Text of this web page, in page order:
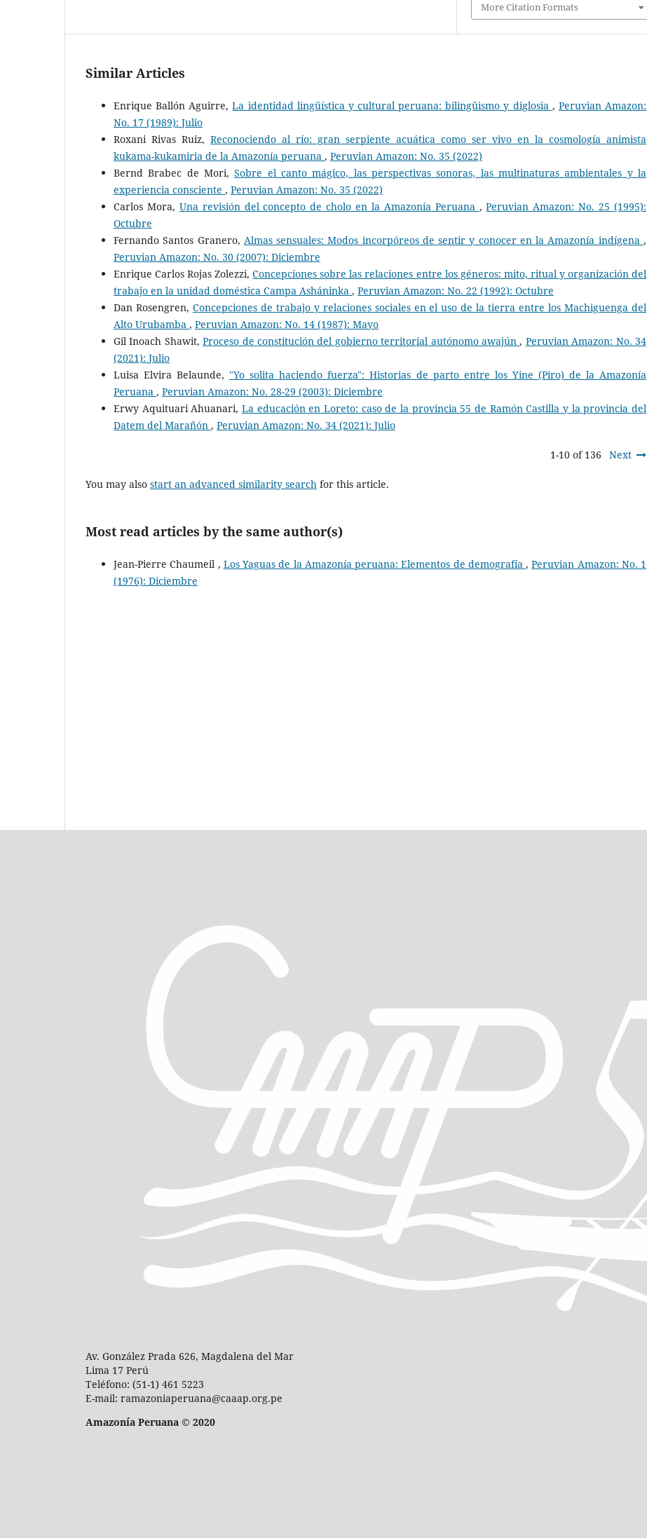
More Citation Formats
Similar Articles
Enrique Ballón Aguirre,La identidad lingüística y cultural peruana: bilingüismo y diglosia , Peruvian Amazon:
No. 17 (1989): Julio
Roxani Rivas Ruiz, Reconociendo al río: gran serpiente acuática como ser vivo en la cosmología animista
kukama-kukamiria de la Amazonía peruana , Peruvian Amazon: No. 35 (2022)
Bernd Brabec de Mori,Sobre el canto mágico, las perspectivas sonoras, las multinaturas ambientales y la
experiencia consciente , Peruvian Amazon: No. 35 (2022)
Carlos Mora, Una revisión del concepto de cholo en la Amazonía Peruana ,Peruvian Amazon: No. 25 (1995):
Octubre
Fernando Santos Granero, Almas sensuales: Modos incorpóreos de sentir y conocer en la Amazonía indígena,
Peruvian Amazon: No. 30 (2007): Diciembre
Enrique Carlos Rojas Zolezzi,Concepciones sobre las relaciones entre los géneros: mito, ritual y organización del
trabajo en la unidad doméstica Campa Asháninka , Peruvian Amazon: No. 22 (1992): Octubre
Dan Rosengren, Concepciones de trabajo y relaciones sociales en el uso de la tierra entre los Machiguenga del
Alto Urubamba , Peruvian Amazon: No. 14 (1987): Mayo
Gil Inoach Shawit,Proceso de constitución del gobierno territorial autónomo awajún, Peruvian Amazon: No. 34
(2021): Julio
Luisa Elvira Belaunde,"Yo solita haciendo fuerza": Historias de parto entre los Yine (Piro) de la Amazonía
Peruana , Peruvian Amazon: No. 28-29 (2003): Diciembre
Erwy Aquituari Ahuanari, La educación en Loreto: caso de la provincia 55 de Ramón Castilla y la provincia del
Datem del Marañón , Peruvian Amazon: No. 34 (2021): Julio
1-10 of 136 Next
You may also start an advanced similarity search for this article.
Most read articles by the same author(s)
Jean-Pierre Chaumeil , Los Yaguas de la Amazonía peruana: Elementos de demografía ,Peruvian Amazon: No. 1
(1976): Diciembre
Av. González Prada 626, Magdalena del Mar
Lima 17 Perú
Teléfono: (51-1) 461 5223
E-mail: ramazoniaperuana@caaap.org.pe
Amazonía Peruana © 2020